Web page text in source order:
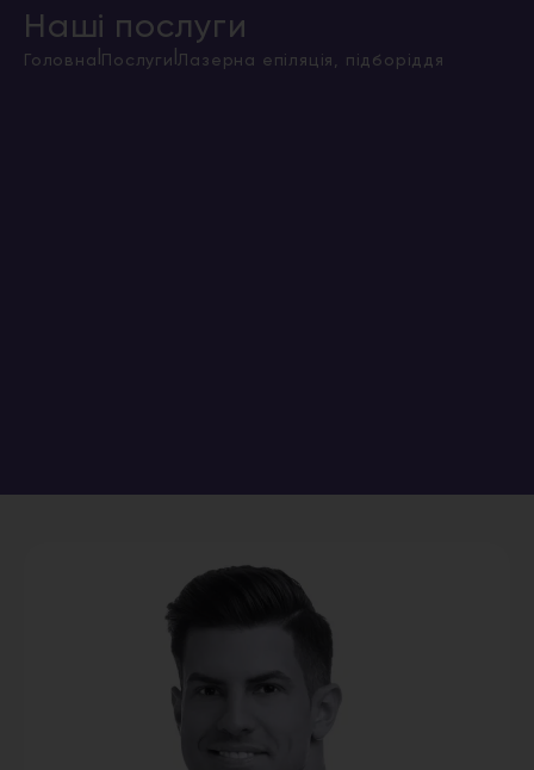
Наші послуги
Головна Послуги Лазерна епіляція, підборіддя